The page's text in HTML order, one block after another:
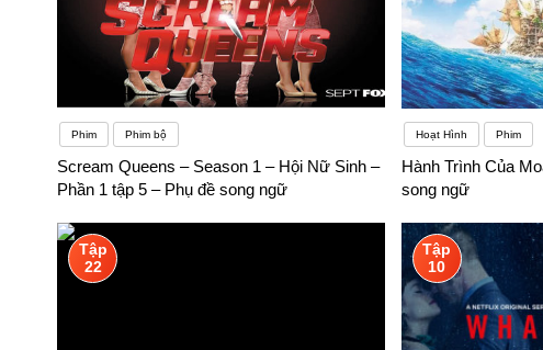
Phim Phim bộ
Scream Queens – Season 1 – Hội Nữ Sinh –
Phần 1 tập 5 – Phụ đề song ngữ
Hoạt Hình Phim
Hành Trình Của
song ngữ
Tập
22
Tập
10